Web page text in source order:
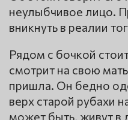
неулыбчивое лицо.
вникнуть в реалии
Рядом с бочкой
смотрит на свою
пришла. Он бедно
верх старой рубахи
может быть, живут в